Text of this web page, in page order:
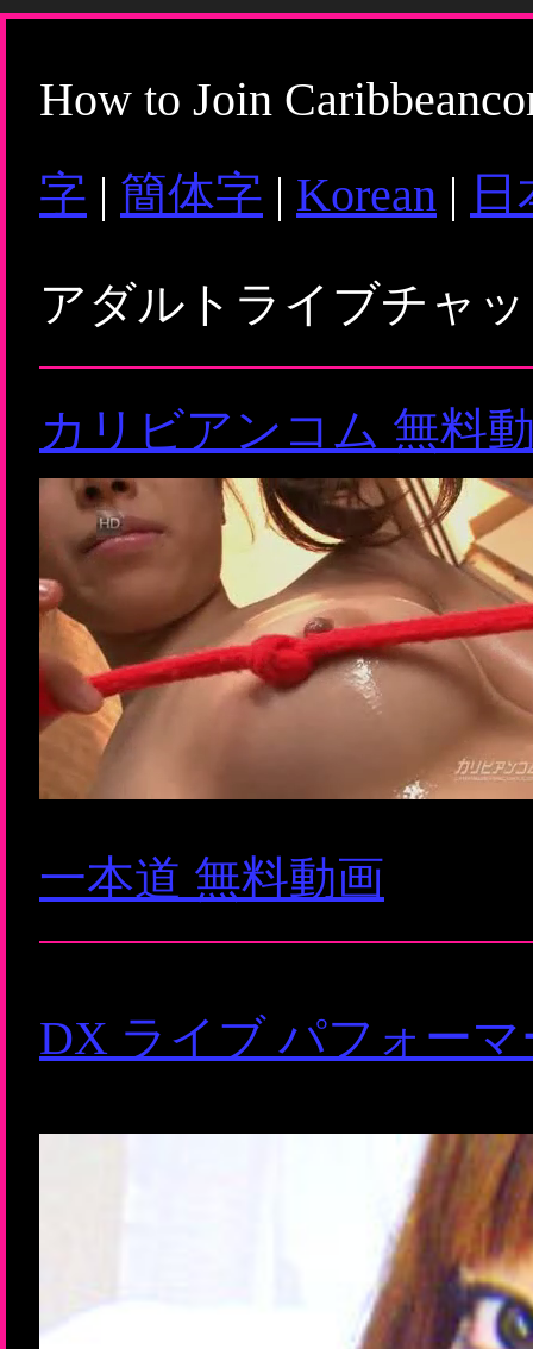
How to Join
字 | 簡体字 | Korean |
アダルトライブチャ
カリビアンコム 無料
一本道 無料動画
DX ライブ パフォー